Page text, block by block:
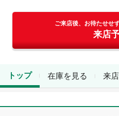
ご来店後、お待たせせ
来店
トップ 在庫を見る 来